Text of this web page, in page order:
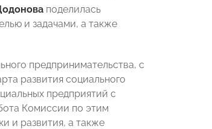
поделилась
и задачами, а также
предпринимательства, с
развития социального
предприятий с
Комиссии по этим
и развития, а также